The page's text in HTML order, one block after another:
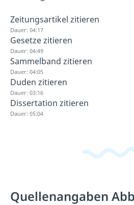
Zeitungsartikel zitieren
Dauer: 04:17
Gesetze zitieren
Dauer: 04:49
Sammelband zitieren
Dauer: 04:05
Duden zitieren
Dauer: 03:16
Dissertation zitieren
Dauer: 05:04
Quellenangaben